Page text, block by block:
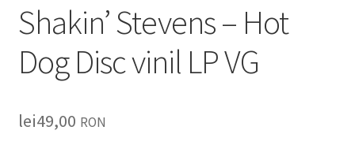
Listă produse
Oferta lunii
Shakin’ Stevens – Hot
Dog Disc vinil LP VG
lei49,00 RON